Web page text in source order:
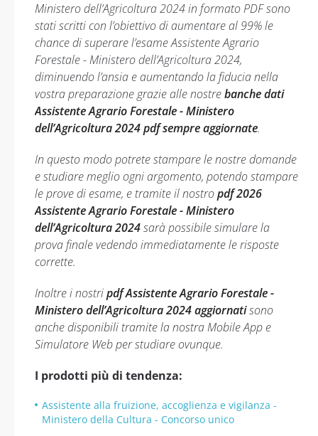
Ministero dell’Agricoltura 2024 in formato PDF sono
stati scritti con l’obiettivo di aumentare al 99% le
chance di superare l’esame Assistente Agrario
Forestale - Ministero dell’Agricoltura 2024,
diminuendo l’ansia e aumentando la fiducia nella
vostra preparazione grazie alle nostrebanche dati
Assistente Agrario Forestale - Ministero
dell’Agricoltura 2024 pdf sempre aggiornate.
In questo modo potrete stampare le nostre domande
e studiare meglio ogni argomento, potendo stampare
le prove di esame, e tramite il nostropdf 2026
Assistente Agrario Forestale - Ministero
dell’Agricoltura 2024sarà possibile simulare la
prova finale vedendo immediatamente le risposte
corrette.
Inoltre i nostripdf Assistente Agrario Forestale -
Ministero dell’Agricoltura 2024 aggiornatisono
anche disponibili tramite la nostra Mobile App e
Simulatore Web per studiare ovunque.
I prodotti più di tendenza:
Assistente alla fruizione, accoglienza e vigilanza -
Ministero della Cultura - Concorso unico